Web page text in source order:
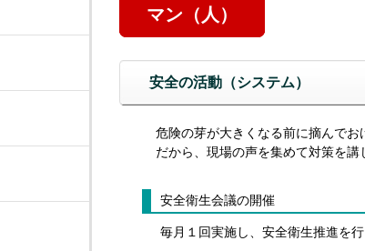
マン（人）
安全の活動（システム）
危険の芽が大きくなる前に摘んで
だから、現場の声を集めて対策を講
安全衛生会議の開催
毎月１回実施し、安全衛生推進を行